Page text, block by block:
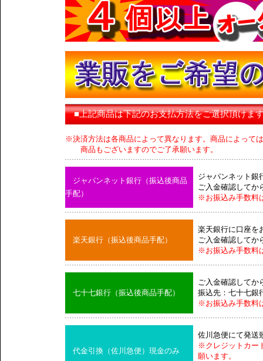
■上記商品は下記のお支払方法をご選択頂けま
※決済方法は各商品によって異なります。商品によって
商品もございますのでご了承願います。
ジャパンネット銀行（振込後商品
手配）
ジャパンネット銀
ご入金確認してか
※お振込み手数料
楽天銀行（振込後商品手配）
楽天銀行に口座を
ご入金確認してか
※お振込み手数料
七十七銀行（振込後商品手配）
ご入金確認してか
振込先：七十七銀
※お振込み手数料
代金引換（佐川急便）現金のみ
佐川急便にて発送
※クレジットカー
願います。